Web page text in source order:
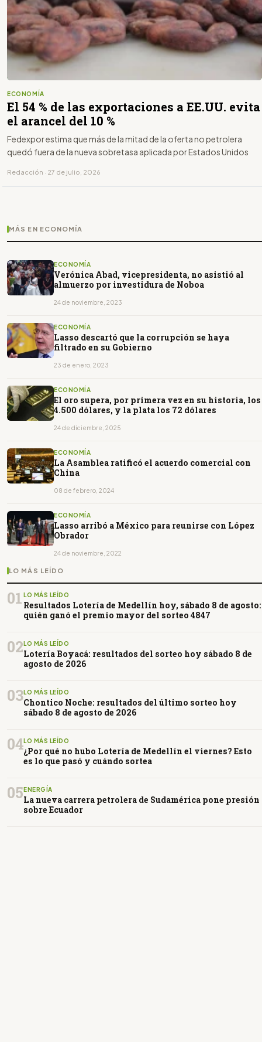
ECONOMÍA
El 54 % de las exportaciones a EE.UU. evita
el arancel del 10 %
Fedexpor estima que más de la mitad de la oferta no petrolera
quedó fuera de la nueva sobretasa aplicada por Estados Unidos
Redacción · 27 de julio, 2026
MÁS EN ECONOMÍA
ECONOMÍA
Verónica Abad, vicepresidenta, no asistió al
almuerzo por investidura de Noboa
24 de noviembre, 2023
ECONOMÍA
Lasso descartó que la corrupción se haya
filtrado en su Gobierno
23 de enero, 2023
ECONOMÍA
El oro supera, por primera vez en su historia, los
4.500 dólares, y la plata los 72 dólares
24 de diciembre, 2025
ECONOMÍA
La Asamblea ratificó el acuerdo comercial con
China
08 de febrero, 2024
ECONOMÍA
Lasso arribó a México para reunirse con López
Obrador
24 de noviembre, 2022
LO MÁS LEÍDO
01 LO MÁS LEÍDO
Resultados Lotería de Medellín hoy, sábado 8 de agosto:
quién ganó el premio mayor del sorteo 4847
02LO MÁS LEÍDO
Lotería Boyacá: resultados del sorteo hoy sábado 8 de
agosto de 2026
03LO MÁS LEÍDO
Chontico Noche: resultados del último sorteo hoy
sábado 8 de agosto de 2026
04LO MÁS LEÍDO
¿Por qué no hubo Lotería de Medellín el viernes? Esto
es lo que pasó y cuándo sortea
05ENERGÍA
La nueva carrera petrolera de Sudamérica pone presión
sobre Ecuador